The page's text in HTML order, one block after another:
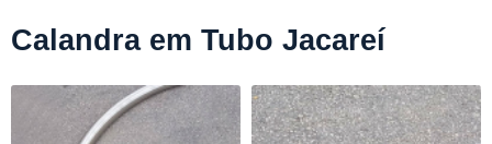
Calandra em Tubo Jacareí